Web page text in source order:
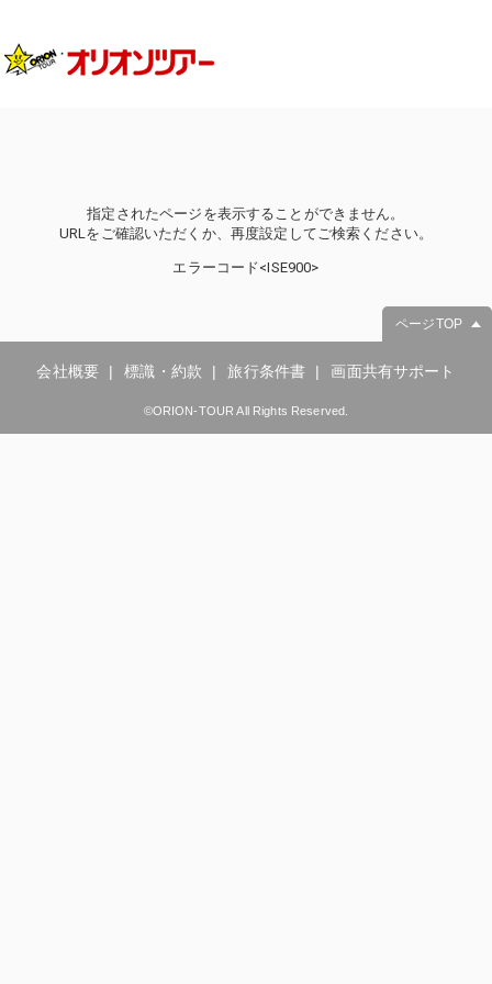
指定されたページを表示することができません。
URLをご確認いただくか、再度設定してご検索ください。
エラーコード<ISE900>
ページTOP
会社概要 標識・約款 旅行条件書 画面共有サポート
©ORION-TOUR All Rights Reserved.